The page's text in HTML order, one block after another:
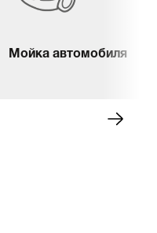
Мойка автомобиля